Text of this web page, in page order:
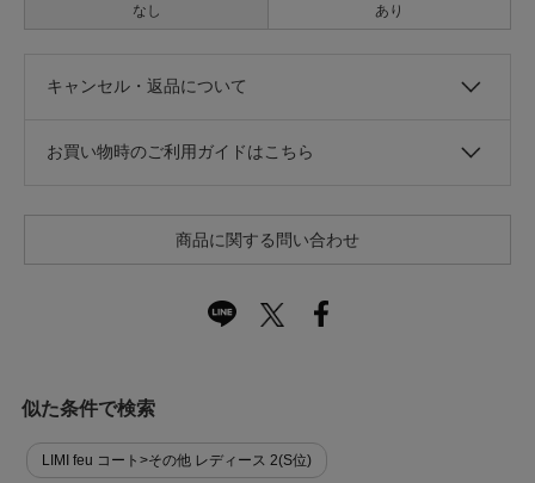
なし あり
キャンセル・返品について
お買い物時のご利用ガイドはこちら
商品に関する問い合わせ
似た条件で検索
LIMI feu コート>その他 レディース 2(S位)